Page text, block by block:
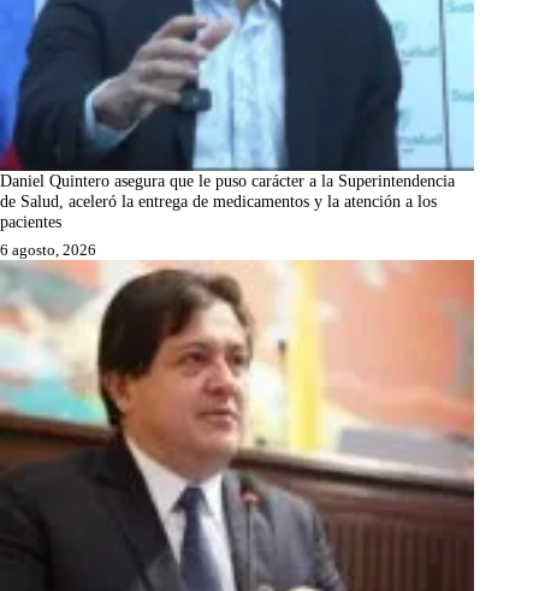
Daniel Quintero asegura que le puso carácter a la Superintendencia
de Salud, aceleró la entrega de medicamentos y la atención a los
pacientes
6 agosto, 2026